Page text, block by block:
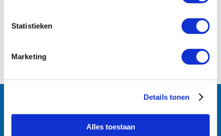
Statistieken
Marketing
Details tonen
Alles toestaan